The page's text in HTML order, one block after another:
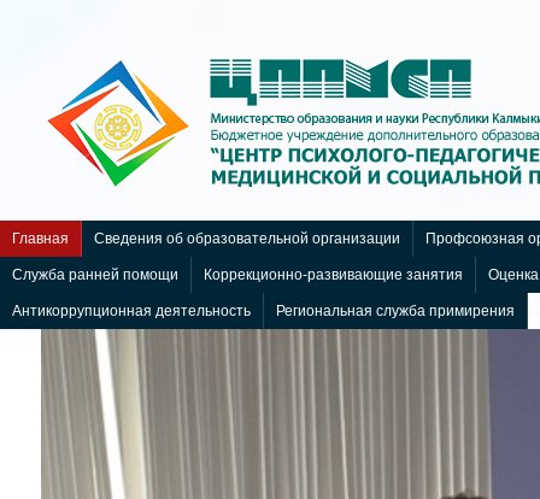
Главная Сведения об образовательной организации Профсоюзная
Служба ранней помощи Коррекционно-развивающие занятия Оценка
Антикоррупционная деятельность Региональная служба примирения